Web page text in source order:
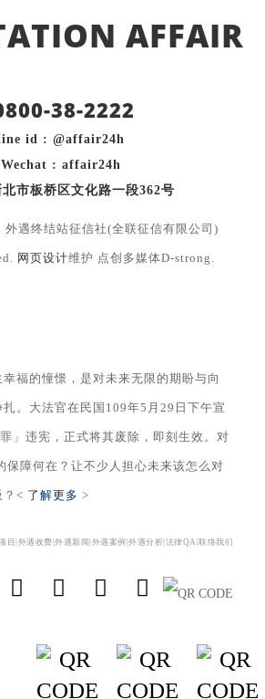
AFFAIR
38-2222
id : @affair24h
Wechat : affair24h
市板桥区文化路一段362号
遇终结站征信社(全联征信有限公司)
网页设计维护 点创多媒体D-strong.
福的憧憬，是对未来无限的期盼与向
。大法官在民国109年5月29日下午宣
」违宪，正式将其废除，即刻生效。对
保障何在？让不少人担心未来该怎么对
？< 了解更多 >
目| 外遇收费| 外遇新闻| 外遇案例| 外遇分析| 法律QA| 联络我们